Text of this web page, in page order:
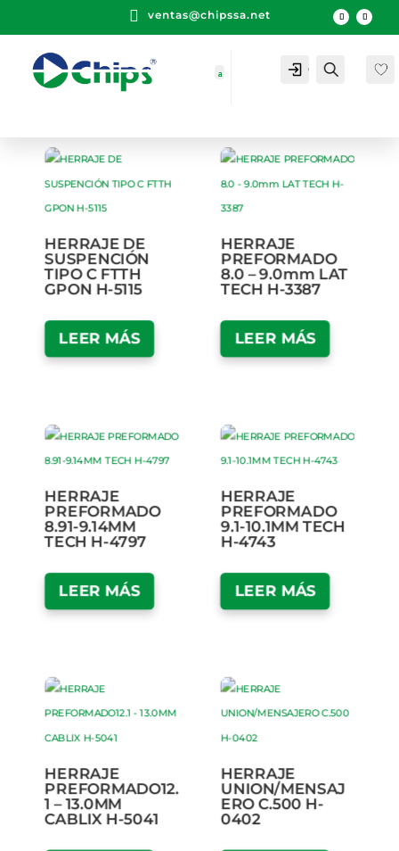
 ventas@chipssa.net
Cuenta Buscar
HERRAJE DE
SUSPENCIÓN
TIPO C FTTH
GPON H-5115
LEER MÁS
HERRAJE
PREFORMADO
8.0 – 9.0mm LAT
TECH H-3387
LEER MÁS
HERRAJE
PREFORMADO
8.91-9.14MM
TECH H-4797
LEER MÁS
HERRAJE
PREFORMADO
9.1-10.1MM TECH
H-4743
LEER MÁS
HERRAJE
PREFORMADO12.
1 – 13.0MM
CABLIX H-5041
HERRAJE
UNION/MENSAJ
ERO C.500 H-
0402